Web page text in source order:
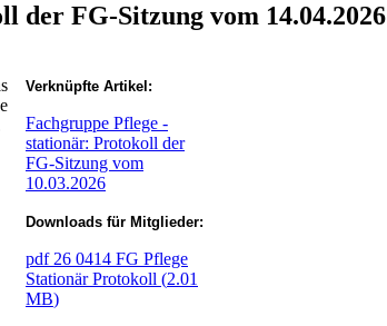
der FG-Sitzung vom 14.04.2026
Verknüpfte Artikel:
Fachgruppe Pflege -
stationär: Protokoll der
FG-Sitzung vom
10.03.2026
Downloads für Mitglieder:
pdf26 0414 FG Pflege
Stationär Protokoll (2.01
MB)